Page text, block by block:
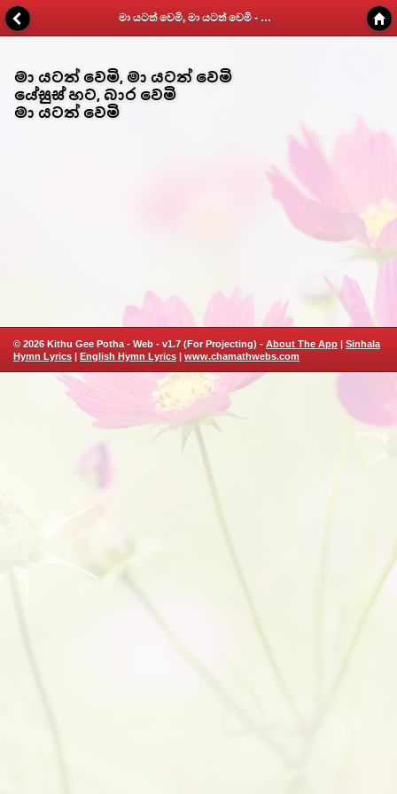
මා යටත් වෙමි, මා යටත් වෙමි - Kithunu Gee Potha - Web v1.7
මා යටත් වෙමි, මා යටත් වෙමි
යේසුස් හට, බාර වෙමි
මා යටත් වෙමි
© 2026 Kithu Gee Potha - Web - v1.7 (For Projecting) - About The App | Sinhala
Hymn Lyrics | English Hymn Lyrics | www.chamathwebs.com